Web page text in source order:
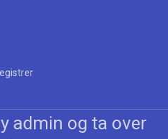
admin og ta over